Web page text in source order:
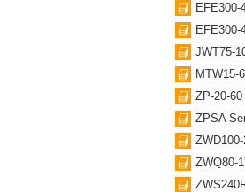
EFE300-
EFE300-
JWT75-
MTW15-
ZP-20-60
ZPSA
ZWQ80-